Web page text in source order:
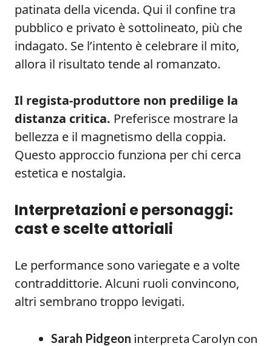
patinata della vicenda. Qui il confine tra
pubblico e privato è sottolineato, più che
indagato. Se l’intento è celebrare il mito,
allora il risultato tende al romanzato.
Il regista-produttore non predilige la
distanza critica. Preferisce mostrare la
bellezza e il magnetismo della coppia.
Questo approccio funziona per chi cerca
estetica e nostalgia.
Interpretazioni e personaggi:
cast e scelte attoriali
Le performance sono variegate e a volte
contraddittorie. Alcuni ruoli convincono,
altri sembrano troppo levigati.
Sarah Pidgeon interpreta Carolyn con